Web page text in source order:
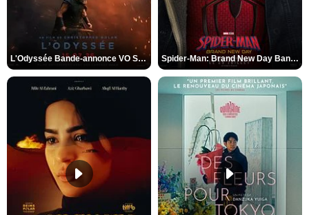
L'Odyssée Bande-annonce VO STFR Spider-Man: Brand New Day Bande-annonce VO STFR